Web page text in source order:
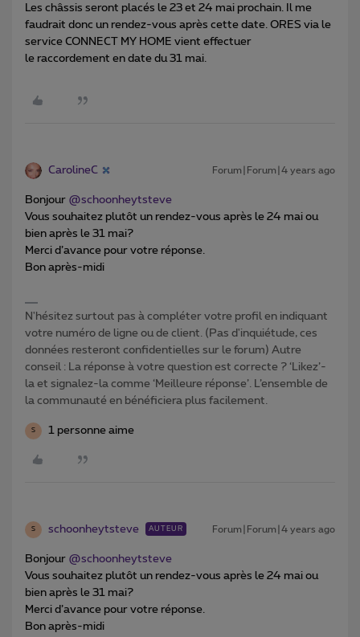
Les châssis seront placés le 23 et 24 mai prochain. Il me
faudrait donc un rendez-vous après cette date. ORES via le
service CONNECT MY HOME vient effectuer
le raccordement en date du 31 mai.
CarolineC Forum|Forum|4 years ago
Bonjour @schoonheytsteve
Vous souhaitez plutôt un rendez-vous après le 24 mai ou
bien après le 31 mai?
Merci d’avance pour votre réponse.
Bon après-midi
N'hésitez surtout pas à compléter votre profil en indiquant
votre numéro de ligne ou de client. (Pas d'inquiétude, ces
données resteront confidentielles sur le forum) Autre
conseil : La réponse à votre question est correcte ? ‘Likez’-
la et signalez-la comme ‘Meilleure réponse’. L’ensemble de
la communauté en bénéficiera plus facilement.
S 1 personne aime
S schoonheytsteve AUTEUR Forum|Forum|4 years ago
Bonjour @schoonheytsteve
Vous souhaitez plutôt un rendez-vous après le 24 mai ou
bien après le 31 mai?
Merci d’avance pour votre réponse.
Bon après-midi